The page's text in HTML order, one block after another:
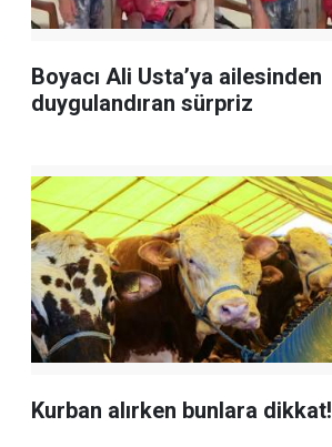
Boyacı Ali Usta’ya ailesinden
duygulandıran sürpriz
Kurban alırken bunlara dikkat!